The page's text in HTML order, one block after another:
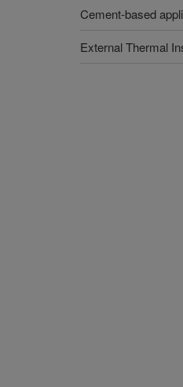
Cement-based
External Thermal